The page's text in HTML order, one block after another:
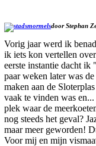
door Stephan
Vorig jaar werd ik
ik iets kon vertellen
eerste instantie dacht ik
paar weken later was
maken aan de
vaak te vinden was
plek waar de
nog steeds het geval?
maar meer geworden!
Voor mij en mijn